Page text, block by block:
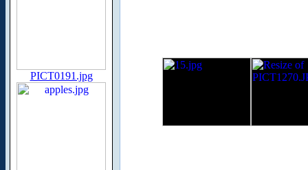
PICT0191.jpg